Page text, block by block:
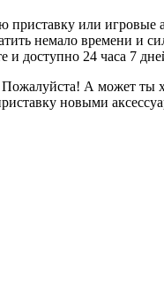
или игровые
немало времени и
доступно 24 часа 7
А может
новыми